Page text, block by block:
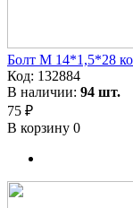
Болт М 14*1,5*28
Код: 132884
В наличии: 94 шт.
75 ₽
В корзину 0